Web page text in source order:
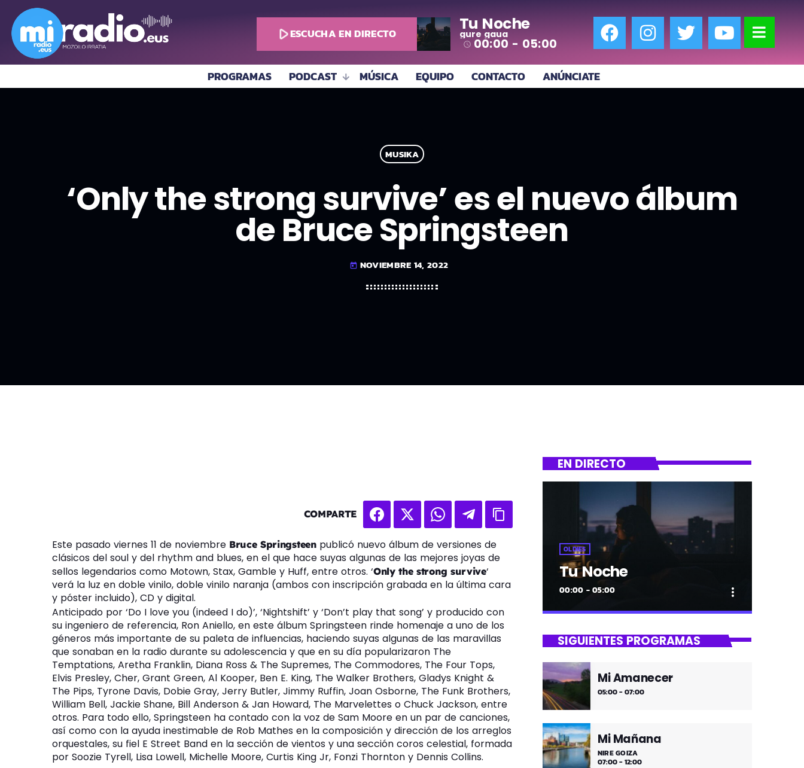
play_arrowESCUCHA EN DIRECTO Tu Noche
gure gaua
access_time 00:00 - 05:00
PROGRAMAS PODCAST MÚSICA EQUIPO CONTACTO ANÚNCIATE
MUSIKA
‘Only the strong survive’ es el nuevo álbum
de Bruce Springsteen
today NOVIEMBRE 14, 2022
COMPARTE
Este pasado viernes 11 de noviembre Bruce Springsteenpublicó nuevo álbum de versiones de
clásicos del soul y del rhythm and blues, en el que hace suyas algunas de las mejores joyas de
sellos legendarios como Motown, Stax, Gamble y Huff, entre otros. ‘Only the strong survive‘
verá la luz en doble vinilo, doble vinilo naranja (ambos con inscripción grabada en la última cara
y póster incluido), CD y digital.
Anticipado por ‘Do I love you (indeed I do)’, ‘Nightshift’ y ‘Don’t play that song’ y producido con
su ingeniero de referencia, Ron Aniello, en este álbum Springsteen rinde homenaje a uno de los
géneros más importante de su paleta de influencias, haciendo suyas algunas de las maravillas
que sonaban en la radio durante su adolescencia y que en su día popularizaron The
Temptations, Aretha Franklin, Diana Ross & The Supremes, The Commodores, The Four Tops,
Elvis Presley, Cher, Grant Green, Al Kooper, Ben E. King, The Walker Brothers, Gladys Knight &
The Pips, Tyrone Davis, Dobie Gray, Jerry Butler, Jimmy Ruffin, Joan Osborne, The Funk Brothers,
William Bell, Jackie Shane, Bill Anderson & Jan Howard, The Marvelettes o Chuck Jackson, entre
otros. Para todo ello, Springsteen ha contado con la voz de Sam Moore en un par de canciones,
así como con la ayuda inestimable de Rob Mathes en la composición y dirección de los arreglos
orquestales, su fiel E Street Band en la sección de vientos y una sección coros celestial, formada
por Soozie Tyrell, Lisa Lowell, Michelle Moore, Curtis King Jr, Fonzi Thornton y Dennis Collins.
EN DIRECTO
OLDIES
Tu Noche
00:00 - 05:00 more_vert
Tu Noche
Desconecta y disfruta cada madrugada
de la música más tranquila.
SIGUIENTES PROGRAMAS
Mi Amanecer
05:00 - 07:00
Mi Mañana
NIRE GOIZA
07:00 - 12:00